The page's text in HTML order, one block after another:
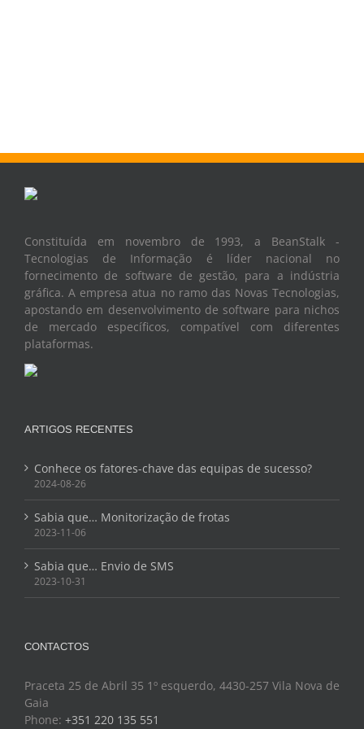
Constituída em novembro de 1993, a BeanStalk -
Tecnologias de Informação é líder nacional no
fornecimento de software de gestão, para a indústria
gráfica. A empresa atua no ramo das Novas Tecnologias,
apostando em desenvolvimento de software para nichos
de mercado específicos, compatível com diferentes
plataformas.
ARTIGOS RECENTES
Conhece os fatores-chave das equipas de sucesso?
2024-08-26
Sabia que… Monitorização de frotas
2023-11-06
Sabia que… Envio de SMS
2023-10-31
CONTACTOS
Praceta 25 de Abril 35 1º esquerdo, 4430-257 Vila Nova de
Gaia
Phone: +351 220 135 551